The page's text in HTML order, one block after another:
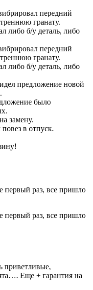
передний
гранату.
либо б/у деталь, либо
передний
гранату.
либо б/у деталь, либо
предложение новой
было
замену.
в отпуск.
первый раз, все пришло
первый раз, все пришло
приветливые,
Еще + гарантия на